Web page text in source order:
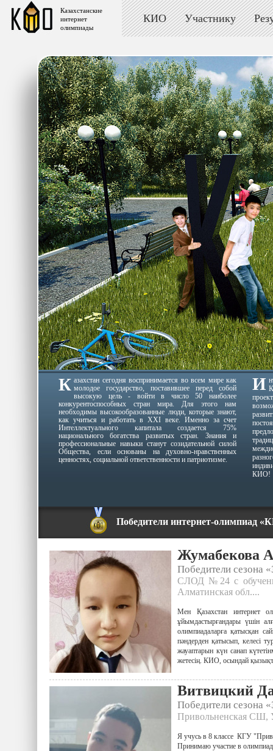
Казахстанские
интернет
олимпиады
КИО Участнику
К азахстан сегодня воспринимается во всем мире как
молодое государство, поставившее перед собой
высокую цель - войти в число 50 наиболее
конкурентоспособных стран мира. Для этого нам
необходимы высокообразованные люди, которые знают,
как учиться и работать в XXI веке. Именно за счет
Интеллектуального капитала создается 75%
национального богатства развитых стран. Знания и
профессиональные навыки станут созидательной силой
Общества, если основаны на духовно-нравственных
ценностях, социальной ответственности и патриотизме.
И
КИО!
Победители интернет-олимпиад
Жумабекова
Победители сезона
СЛОД №24 с
Алматинская обл....
Мен Қазахстан интернет
ұйымдастырғандары үшін
олимпиадаларға қатысқан
пәндерден қатысып, келесі
жауаптарын күн санап
жетесің. КИО, осындай
Витвицкий
Победители сезона
Привольненская СШ,
Я учусь в 8 классе КГУ
Принимаю участие в